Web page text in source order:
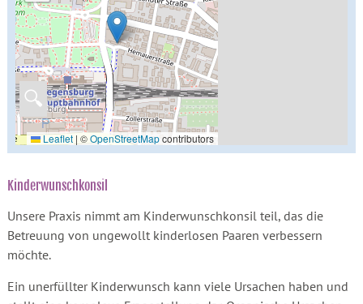
Leaflet | ©OpenStreetMapcontributors
🔍
Kinderwunschkonsil
Unsere Praxis nimmt am Kinderwunschkonsil teil, das die
Betreuung von ungewollt kinderlosen Paaren verbessern
möchte.
Ein unerfüllter Kinderwunsch kann viele Ursachen haben und